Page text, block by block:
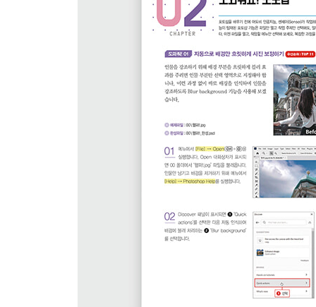
9 아트보드를 이용하여 이미지 저장하기
혼자 해 보기 | 아트보드를 사용하고 이미지 손상
PART 2. 자유자재로 선택하고 변형하기
01 | 고정된 영역 선택과 이동 알아보기 → 도형 선
1 고정된 영역을 선택하는 도구 알아보기
2 이동 도구와 복제 알아보기
3 사각형 선택 도구를 이용하여 인물 복제하기
02 | 자유로운 형태로 선택하기 → 올가미 도구
1 자유로운 영역을 선택하는 도구 알아보기
2 다각형 올가미 도구 이용하기
3 자석 올가미 도구로 불규칙한 개체 선택하고 배
03 | 선택 연산 기능 알아보기 → 선택 도구 옵션바